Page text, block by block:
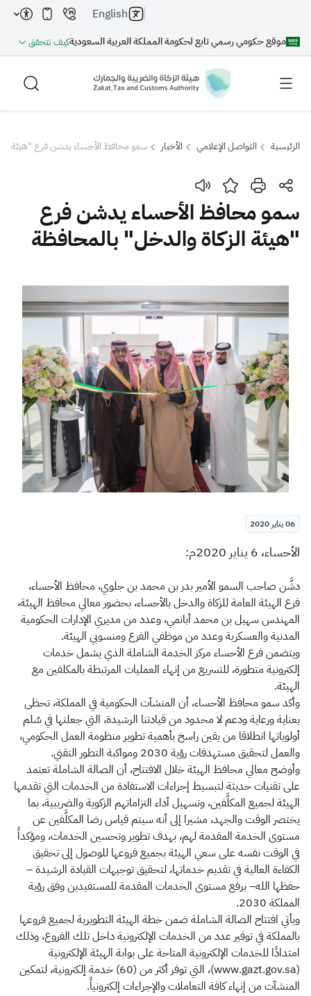
موقع حكومي رسمي تابع لحكومة المملكة العربية السعوديةكيف تتحقق
English
بحث
بحث بحث AI
اقتراحات
الزكاة الجمارك
ضريبة القيمة المضافة
الإقرار الضريبي
التصرفات العقارية
الرئيسية التواصل الإعلامي الأخبار سمو محافظ الأحساء يدشن فرع "هيئة
سمو محافظ الأحساء يدشن فرع
"هيئة الزكاة والدخل" بالمحافظة
06 يناير 2020
​​​الأحساء، 6 يناير 2020م:
دشَّن صاحب السمو الأمير بدر بن محمد بن جلوي، محافظ الأحساء،
فرع الهيئة العامة للزكاة والدخل بالأحساء، بحضور معالي محافظ الهيئة،
المهندس سهيل بن محمد أبانمي، وعدد من مديري الإدارات الحكومية
المدنية والعسكرية وعدد من موظفي الفرع ومنسوبي الهيئة.
ويتضمن فرع الأحساء مركز الخدمة الشاملة الذي يشمل خدمات
إلكترونية متطورة، للتسريع من إنهاء العمليات المرتبطة بالمكلفين مع
الهيئة.
وأكد سمو محافظ الأحساء، أن المنشآت الحكومية في المملكة، تحظى
بعناية ورعاية ودعم لا محدود من قيادتنا الرشيدة، التي جعلتها في سُلم
أولوياتها انطلاقا من يقين راسخ بأهمية تطوير منظومة العمل الحكومي،
والعمل لتحقيق مستهدفات رؤية 2030 ومواكبة التطور التقني.
وأوضح معالي محافظ الهيئة خلال الافتتاح، أن الصالة الشاملة تعتمد
على تقنيات حديثة لتبسيط إجراءات الاستفادة من الخدمات التي تقدمها
الهيئة لجميع المكلَّفين، وتسهيل أداء التزاماتهم الزكوية والضريبية، بما
يختصر الوقت والجهد، مشيرا إلى أنه سيتم قياس رضا المكلَّفين عن
مستوى الخدمة المقدمة لهم، بهدف تطوير وتحسين الخدمات، ومؤكداً
في الوقت نفسه على سعي الهيئة بجميع فروعها للوصول إلى تحقيق
الكفاءة العالية في تقديم خدماتها، لتحقيق توجيهات القيادة الرشيدة –
حفظها الله– برفع مستوى الخدمات المقدمة للمستفيدين وفق رؤية
المملكة 2030.
ويأتي افتتاح الصالة الشاملة ضمن خطة الهيئة التطويرية لجميع فروعها
بالمملكة في توفير عدد من الخدمات الإلكترونية داخل تلك الفروع، وذلك
امتدادًا للخدمات الإلكترونية المتاحة على بوابة الهيئة الإلكترونية
(www.gazt.gov.sa)، التي توفر أكثر من (60) خدمة إلكترونية، لتمكين
المنشآت من إنهاء كافة التعاملات والإجراءات إلكترونياً.​